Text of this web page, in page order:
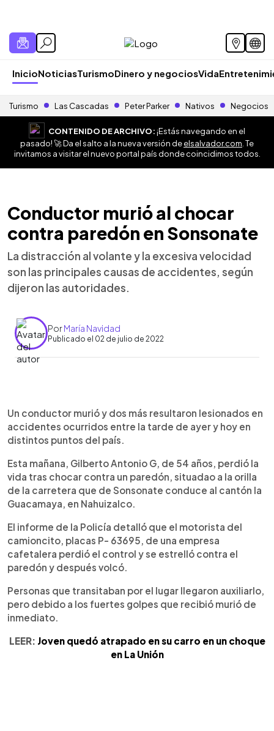
InicioNoticiasTurismoDinero y negociosVida
Turismo Las Cascadas Peter Parker Nativos Negocios
CONTENIDO DE ARCHIVO:¡Estás navegando en el
pasado! 🚀 Da el salto a la nueva versión deelsalvador.com . Te
invitamos a visitar el nuevo portal país donde coincidimos todos.
Conductor murió al chocar
contra paredón en Sonsonate
La distracción al volante y la excesiva velocidad
son las principales causas de accidentes, según
dijeron las autoridades.
PorMaría Navidad
Publicado el 02 de julio de 2022
► Escuchar artículo
Un conductor murió y dos más resultaron lesionados en
accidentes ocurridos entre la tarde de ayer y hoy en
distintos puntos del país.
Esta mañana, Gilberto Antonio G, de 54 años, perdió la
vida tras chocar contra un paredón, situadao a la orilla
de la carretera que de Sonsonate conduce al cantón la
Guacamaya, en Nahuizalco.
El informe de la Policía detalló que el motorista del
camioncito, placas P- 63695, de una empresa
cafetalera perdió el control y se estrelló contra el
paredón y después volcó.
Personas que transitaban por el lugar llegaron auxiliarlo,
pero debido a los fuertes golpes que recibió murió de
inmediato.
LEER: Joven quedó atrapado en su carro en un choque
en La Unión